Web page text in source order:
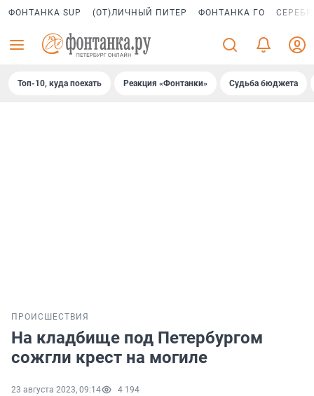
ФОНТАНКА SUP (ОТ)ЛИЧНЫЙ ПИТЕР ФОНТАНКА ГО
Топ-10, куда поехать Реакция «Фонтанки» Судьба бюджета
ПРОИСШЕСТВИЯ
На кладбище под Петербургом
сожгли крест на могиле
23 августа 2023, 09:14 4 194